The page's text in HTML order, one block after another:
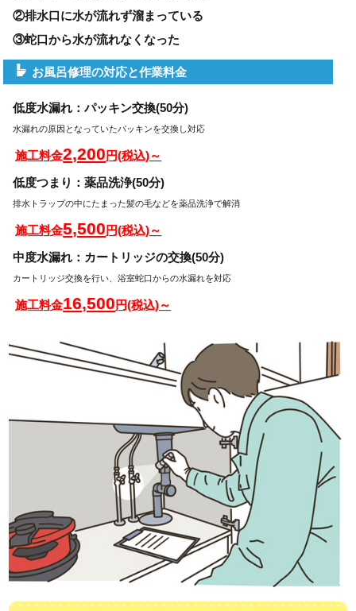
②排水口に水が流れず溜まっている
③蛇口から水が流れなくなった
お風呂修理の対応と作業料金
低度水漏れ：パッキン交換(50分)
水漏れの原因となっていたパッキンを交換し対応
施工料金2,200円(税込)～
低度つまり：薬品洗浄(50分)
排水トラップの中にたまった髪の毛などを薬品洗浄で解消
施工料金5,500円(税込)～
中度水漏れ：カートリッジの交換(50分)
カートリッジ交換を行い、浴室蛇口からの水漏れを対応
施工料金16,500円(税込)～